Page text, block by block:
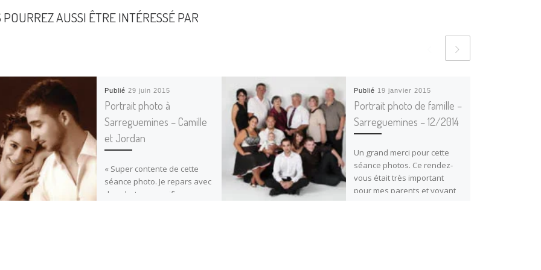
POURREZ AUSSI ÊTRE INTÉRESSÉ PAR
Publié29 juin 2015
Portrait photo à
Sarreguemines – Camille
et Jordan
« Super contente de cette
séance photo. Je repars avec
des photos magnifiques
Publié 19 janvier 2015
Portrait photo de famille –
Sarreguemines – 12/2014
Un grand merci pour cette
séance photos. Ce rendez-
vous était très important
pour mes parents et voyant